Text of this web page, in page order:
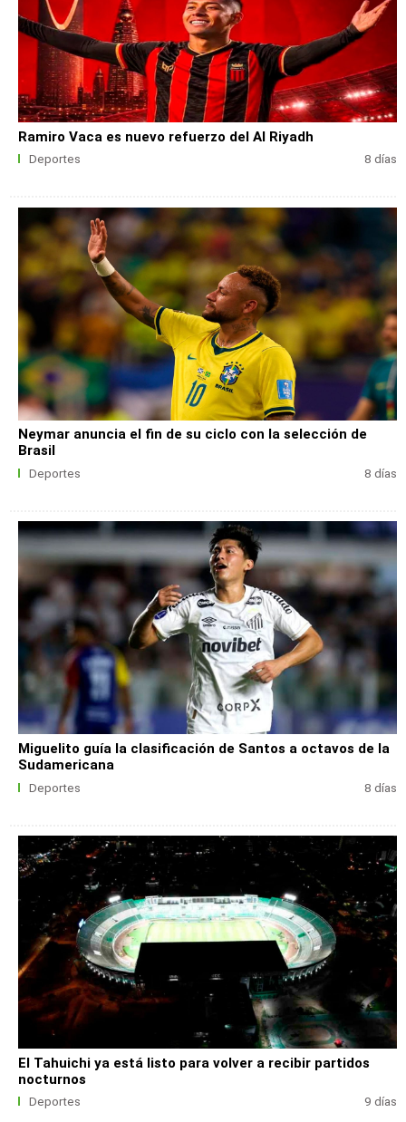
Ramiro Vaca es nuevo refuerzo del Al Riyadh
Deportes 8 días
Neymar anuncia el fin de su ciclo con la selección de
Brasil
Deportes 8 días
Miguelito guía la clasificación de Santos a octavos de la
Sudamericana
Deportes 8 días
El Tahuichi ya está listo para volver a recibir partidos
nocturnos
Deportes 9 días